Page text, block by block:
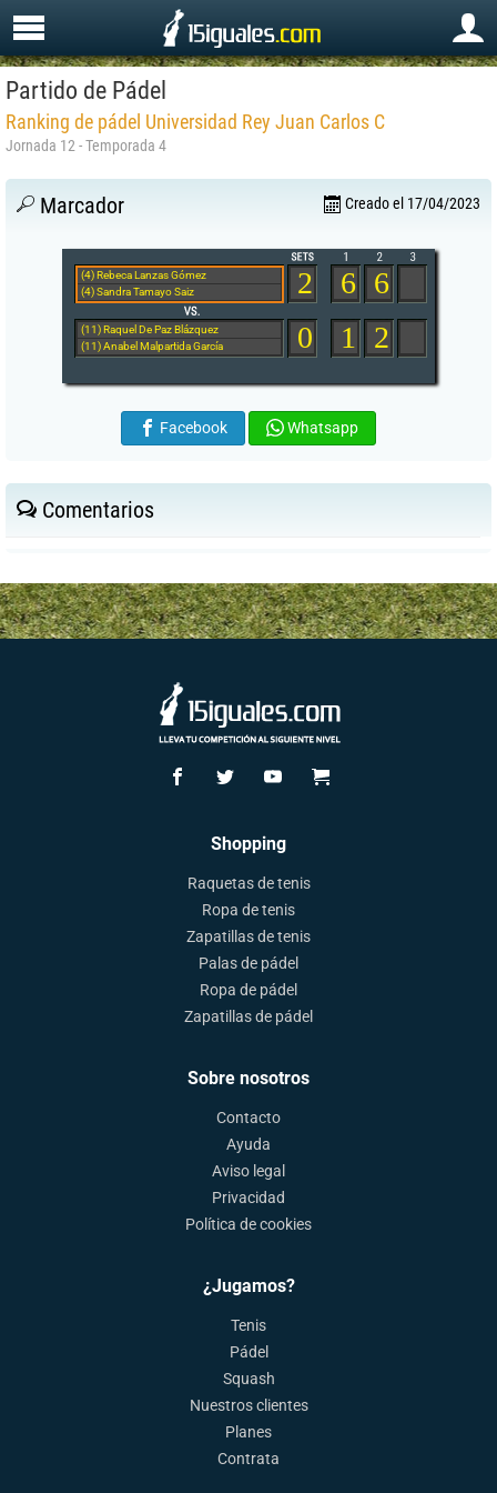
Partido de Pádel
Ranking de pádel Universidad Rey Juan Carlos C
Jornada 12 - Temporada 4
Marcador Creado el 17/04/2023
(4) Rebeca Lanzas Gómez
(4) Sandra Tamayo Saiz
(11) Raquel De Paz Blázquez
(11) Anabel Malpartida García
2
0
6 6
1
2
Facebook Whatsapp
Comentarios
Shopping
Raquetas de tenis
Ropa de tenis
Zapatillas de tenis
Palas de pádel
Ropa de pádel
Zapatillas de pádel
Sobre nosotros
Contacto
Ayuda
Aviso legal
Privacidad
Política de cookies
¿Jugamos?
Tenis
Pádel
Squash
Nuestros clientes
Planes
Contrata